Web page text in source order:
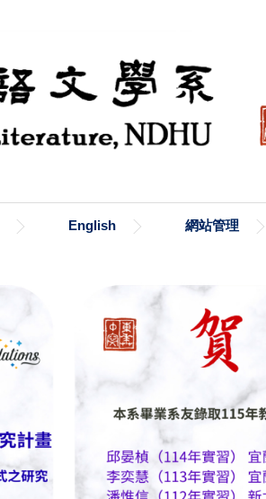
English 網站管理